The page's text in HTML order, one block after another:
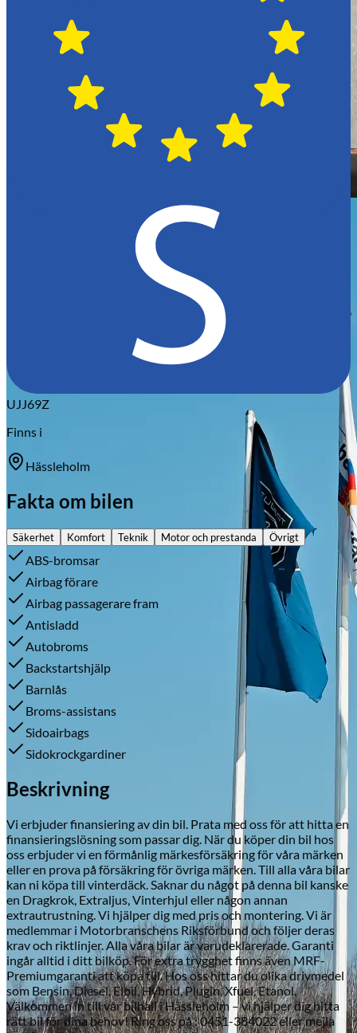
Skadeverkstad
UJJ69Z
Finns i
Hässleholm
Fakta om bilen
Säkerhet Komfort Teknik Motor och prestanda Övrigt
ABS-bromsar
Airbag förare
Airbag passagerare fram
Antisladd
Autobroms
Backstartshjälp
Barnlås
Broms-assistans
Sidoairbags
Sidokrockgardiner
Beskrivning
Vi erbjuder finansiering av din bil. Prata med oss för att hitta en
finansieringslösning som passar dig. När du köper din bil hos
oss erbjuder vi en förmånlig märkesförsäkring för våra märken
eller en prova på försäkring för övriga märken. Till alla våra bilar
kan ni köpa till vinterdäck. Saknar du något på denna bil kanske
en Dragkrok, Extraljus, Vinterhjul eller någon annan
extrautrustning. Vi hjälper dig med pris och montering. Vi är
medlemmar i Motorbranschens Riksförbund och följer deras
krav och riktlinjer. Alla våra bilar är varudeklarerade. Garanti
ingår alltid i ditt bilköp. För extra trygghet finns även MRF-
Premiumgaranti att köpa till. Hos oss hittar du olika drivmedel
som Bensin, Diesel, Elbil, Hybrid, Plugin, Xfuel, Etanol.
Välkommen in till vår bilhall i Hässleholm – vi hjälper dig hitta
rätt bil för dina behov! Ring oss på : 0451-384022 eller mejla